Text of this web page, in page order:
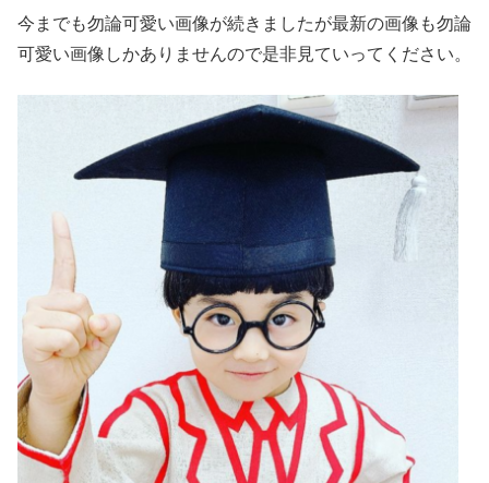
今までも勿論可愛い画像が続きましたが最新の画像も勿論
可愛い画像しかありませんので是非見ていってください。